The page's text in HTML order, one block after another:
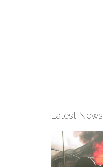
Latest News